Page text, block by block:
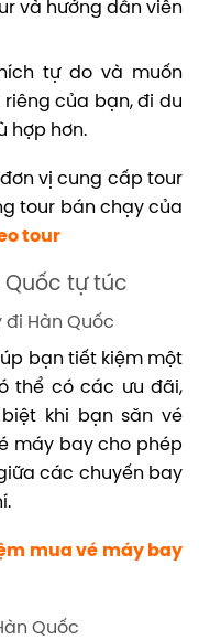
và hướng dẫn viên
tự do và muốn
của bạn, đi du
hợp hơn.
vị cung cấp tour
tour bán chạy của
tour
Quốc tự túc
đi Hàn Quốc
bạn tiết kiệm một
thể có các ưu đãi,
khi bạn săn vé
máy bay cho phép
các chuyến bay
mua vé máy bay
Quốc